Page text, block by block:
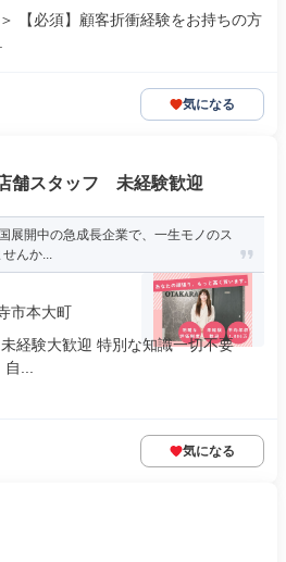
【必須】顧客折衝経験をお持ちの方
気になる
舗スタッフ 未経験歓迎
展開中の急成長企業で、一生モノのス
んか...
市本大町
経験大歓迎 特別な知識一切不要
...
気になる